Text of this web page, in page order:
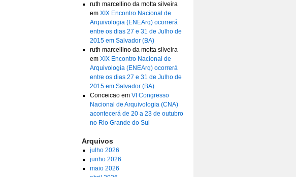
ruth marcellino da motta silveira
em XIX Encontro Nacional de
Arquivologia (ENEArq) ocorrerá
entre os dias 27 e 31 de Julho de
2015 em Salvador (BA)
ruth marcellino da motta silveira
em XIX Encontro Nacional de
Arquivologia (ENEArq) ocorrerá
entre os dias 27 e 31 de Julho de
2015 em Salvador (BA)
Conceicaoem VI Congresso
Nacional de Arquivologia (CNA)
acontecerá de 20 a 23 de outubro
no Rio Grande do Sul
Arquivos
julho 2026
junho 2026
maio 2026